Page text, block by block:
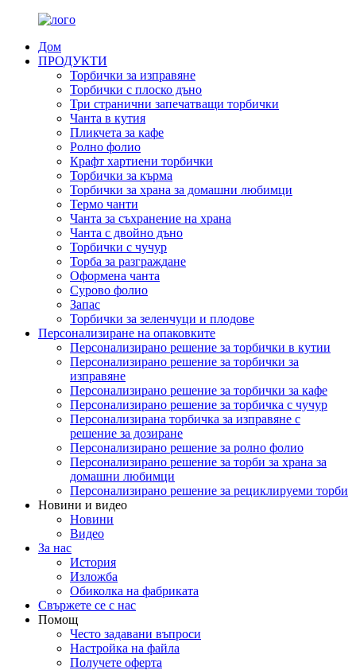
Дом
ПРОДУКТИ
Торбички за изправяне
Торбички с плоско дъно
Три странични запечатващи торбички
Чанта в кутия
Пликчета за кафе
Ролно фолио
Крафт хартиени торбички
Торбички за кърма
Торбички за храна за домашни любимци
Термо чанти
Чанта за съхранение на храна
Чанта с двойно дъно
Торбички с чучур
Торба за разграждане
Оформена чанта
Сурово фолио
Запас
Торбички за зеленчуци и плодове
Персонализиране на опаковките
Персонализирано решение за торбички в кутии
Персонализирано решение за торбички за
изправяне
Персонализирано решение за торбички за кафе
Персонализирано решение за торбичка с чучур
Персонализирана торбичка за изправяне с
решение за дозиране
Персонализирано решение за ролно фолио
Персонализирано решение за торби за храна за
домашни любимци
Персонализирано решение за рециклируеми торби
Новини и видео
Новини
Видео
За нас
История
Изложба
Обиколка на фабриката
Свържете се с нас
Помощ
Често задавани въпроси
Настройка на файла
Получете оферта